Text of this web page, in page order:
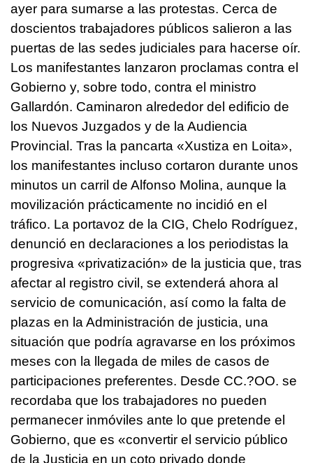
ayer para sumarse a las protestas. Cerca de
doscientos trabajadores públicos salieron a las
puertas de las sedes judiciales para hacerse oír.
Los manifestantes lanzaron proclamas contra el
Gobierno y, sobre todo, contra el ministro
Gallardón. Caminaron alrededor del edificio de
los Nuevos Juzgados y de la Audiencia
Provincial. Tras la pancarta «Xustiza en Loita»,
los manifestantes incluso cortaron durante unos
minutos un carril de Alfonso Molina, aunque la
movilización prácticamente no incidió en el
tráfico. La portavoz de la CIG, Chelo Rodríguez,
denunció en declaraciones a los periodistas la
progresiva «privatización» de la justicia que, tras
afectar al registro civil, se extenderá ahora al
servicio de comunicación, así como la falta de
plazas en la Administración de justicia, una
situación que podría agravarse en los próximos
meses con la llegada de miles de casos de
participaciones preferentes. Desde CC.?OO. se
recordaba que los trabajadores no pueden
permanecer inmóviles ante lo que pretende el
Gobierno, que es «convertir el servicio público
de la Justicia en un coto privado donde